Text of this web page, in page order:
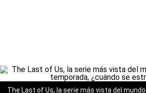
The Last of Us, la serie más vista del